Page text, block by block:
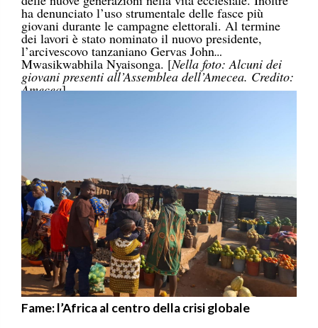
ha denunciato l’uso strumentale delle fasce più
giovani durante le campagne elettorali. Al termine
dei lavori è stato nominato il nuovo presidente,
l’arcivescovo tanzaniano Gervas John
Mwasikwabhila Nyaisonga. [Nella foto: Alcuni dei
giovani presenti all’Assemblea dell’Amecea. Credito:
Amecea]
Fame: l’Africa al centro della crisi globale